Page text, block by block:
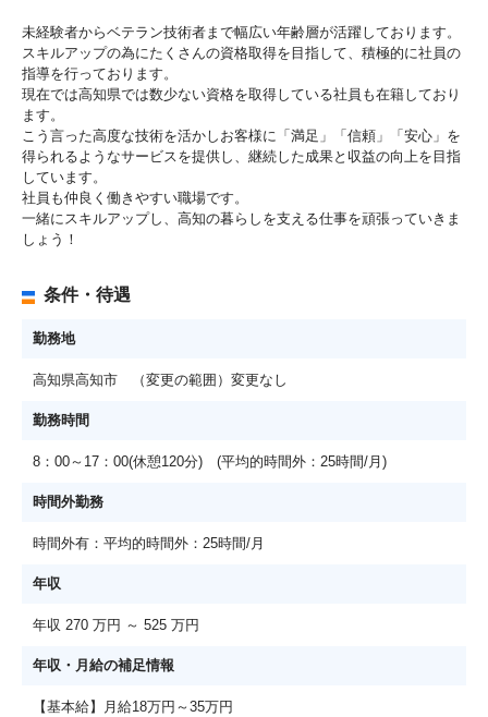
未経験者からベテラン技術者まで幅広い年齢層が活躍しております。
スキルアップの為にたくさんの資格取得を目指して、積極的に社員の
指導を行っております。
現在では高知県では数少ない資格を取得している社員も在籍しており
ます。
こう言った高度な技術を活かしお客様に「満足」「信頼」「安心」を
得られるようなサービスを提供し、継続した成果と収益の向上を目指
しています。
社員も仲良く働きやすい職場です。
一緒にスキルアップし、高知の暮らしを支える仕事を頑張っていきま
しょう！
条件・待遇
勤務地
高知県高知市 （変更の範囲）変更なし
勤務時間
8：00～17：00(休憩120分) (平均的時間外：25時間/月)
時間外勤務
時間外有：平均的時間外：25時間/月
年収
年収 270 万円 ～ 525 万円
年収・月給の補足情報
【基本給】月給18万円～35万円